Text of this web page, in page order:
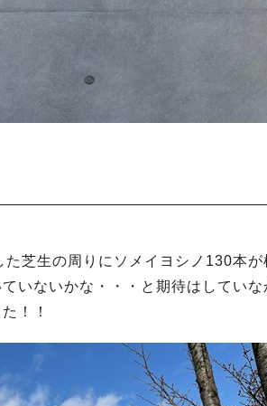
芝生の周りにソメイヨシノ130本が
いないかな・・・と期待はしてい
！！